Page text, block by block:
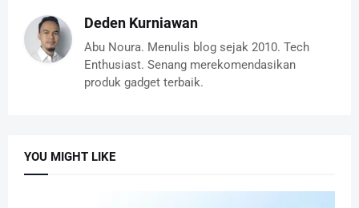
Deden Kurniawan
Abu Noura. Menulis blog sejak 2010. Tech
Enthusiast. Senang merekomendasikan
produk gadget terbaik.
YOU MIGHT LIKE